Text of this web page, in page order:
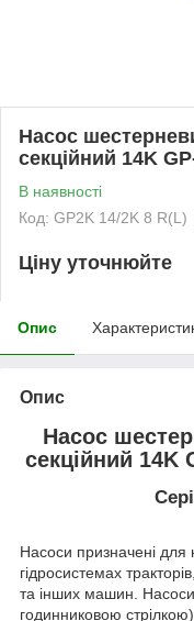
Насос
секційний 14K
В наявності
Код: GP2K 14/2K 8 R(L)
Ціну уточнюйте
Опис
Опис
Насос
секційний 14K
Насоси призначені для
гідросистемах
та інших машин.
годинниковою